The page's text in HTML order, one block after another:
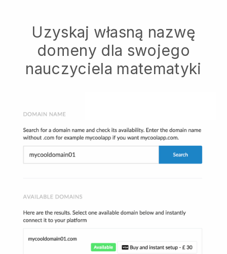
Uzyskaj własną nazwę
domeny dla swojego
nauczyciela matematyki